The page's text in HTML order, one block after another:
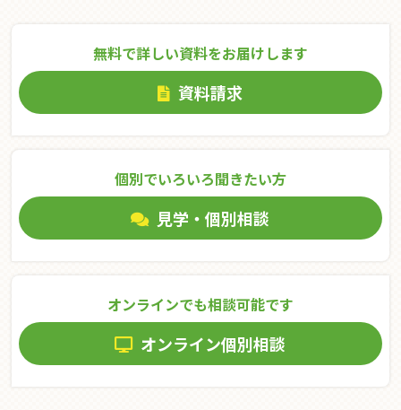
無料で詳しい資料をお届けします
資料請求
個別でいろいろ聞きたい⽅
見学・個別相談
オンラインでも相談可能です
オンライン個別相談